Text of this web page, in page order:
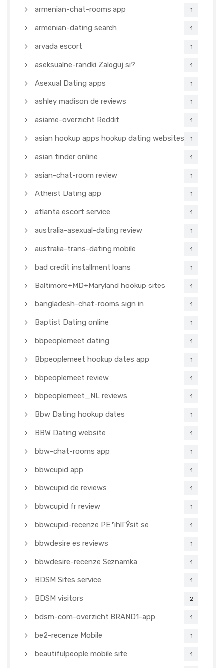
armenian-chat-rooms app 1
armenian-dating search 1
arvada escort 1
aseksualne-randki Zaloguj si? 1
Asexual Dating apps 1
ashley madison de reviews 1
asiame-overzicht Reddit 1
asian hookup apps hookup dating websites 1
asian tinder online 1
asian-chat-room review 1
Atheist Dating app 1
atlanta escort service 1
australia-asexual-dating review 1
australia-trans-dating mobile 1
bad credit installment loans 1
Baltimore+MD+Maryland hookup sites 1
bangladesh-chat-rooms sign in 1
Baptist Dating online 1
bbpeoplemeet dating 1
Bbpeoplemeet hookup dates app 1
bbpeoplemeet review 1
bbpeoplemeet_NL reviews 1
Bbw Dating hookup dates 1
BBW Dating website 1
bbw-chat-rooms app 1
bbwcupid app 1
bbwcupid de reviews 1
bbwcupid fr review 1
bbwcupid-recenze PЕ™ihlГЎsit se 1
bbwdesire es reviews 1
bbwdesire-recenze Seznamka 1
BDSM Sites service 1
BDSM visitors 2
bdsm-com-overzicht BRAND1-app 1
be2-recenze Mobile 1
beautifulpeople mobile site 1